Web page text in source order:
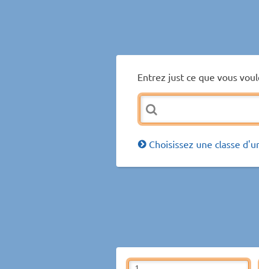
Entrez just ce que vous
Choisissez une classe